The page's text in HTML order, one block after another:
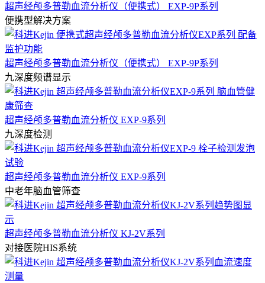
超声经颅多普勒血流分析仪（便携式） EXP-9P系列
便携型解决方案
超声经颅多普勒血流分析仪（便携式） EXP-9P系列
九深度频谱显示
超声经颅多普勒血流分析仪 EXP-9系列
九深度检测
超声经颅多普勒血流分析仪 EXP-9系列
中老年脑血管筛查
超声经颅多普勒血流分析仪 KJ-2V系列
对接医院HIS系统